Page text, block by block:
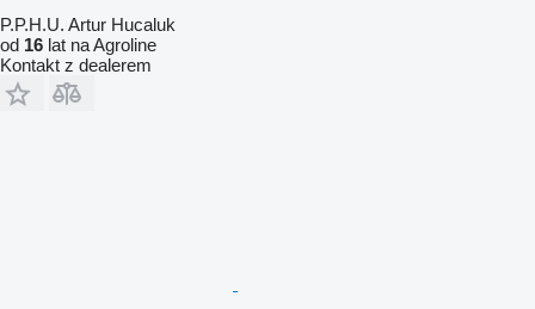
P.P.H.U. Artur Hucaluk
od 16 lat na Agroline
Kontakt z dealerem